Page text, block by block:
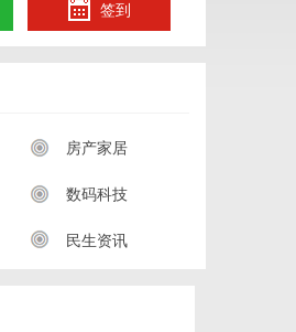
签到
房产家居
数码科技
民生资讯